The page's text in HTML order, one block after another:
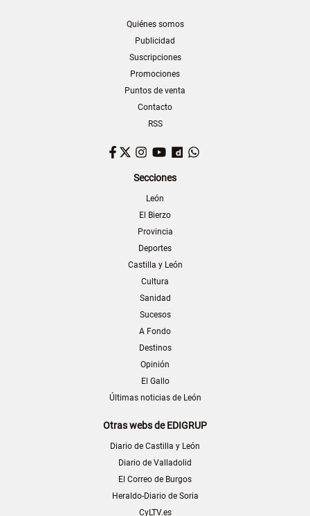
Quiénes somos
Publicidad
Suscripciones
Promociones
Puntos de venta
Contacto
RSS
Facebook
TwitterInstagram
YouTubeDailymotion
Secciones
León
El Bierzo
Provincia
Deportes
Castilla y León
Cultura
Sanidad
Sucesos
A Fondo
Destinos
Opinión
El Gallo
Últimas noticias de León
Otras webs de EDIGRUP
Diario de Castilla y León
Diario de Valladolid
El Correo de Burgos
Heraldo-Diario de Soria
CyLTV.es